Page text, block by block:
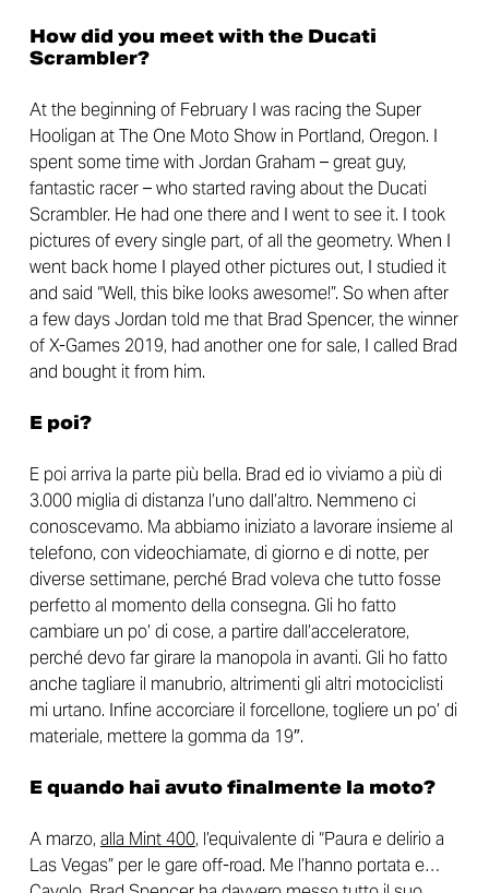
How did you meet with the Ducati
Scrambler?
At the beginning of February I was racing the Super
Hooligan at The One Moto Show in Portland, Oregon. I
spent some time with Jordan Graham – great guy,
fantastic racer – who started raving about the Ducati
Scrambler. He had one there and I went to see it. I took
pictures of every single part, of all the geometry. When I
went back home I played other pictures out, I studied it
and said “Well, this bike looks awesome!”. So when after
a few days Jordan told me that Brad Spencer, the winner
of X-Games 2019, had another one for sale, I called Brad
and bought it from him.
E poi?
E poi arriva la parte più bella. Brad ed io viviamo a più di
3.000 miglia di distanza l’uno dall’altro. Nemmeno ci
conoscevamo. Ma abbiamo iniziato a lavorare insieme al
telefono, con videochiamate, di giorno e di notte, per
diverse settimane, perché Brad voleva che tutto fosse
perfetto al momento della consegna. Gli ho fatto
cambiare un po’ di cose, a partire dall’acceleratore,
perché devo far girare la manopola in avanti. Gli ho fatto
anche tagliare il manubrio, altrimenti gli altri motociclisti
mi urtano. Infine accorciare il forcellone, togliere un po’ di
materiale, mettere la gomma da 19″.
E quando hai avuto finalmente la moto?
A marzo, alla Mint 400, l’equivalente di “Paura e delirio a
Las Vegas” per le gare off-road. Me l’hanno portata e…